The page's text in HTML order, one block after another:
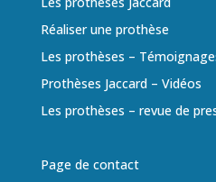
Réaliser une prothèse
Les prothèses –
Prothèses Jaccard – Vidéos
Les prothèses – revue de
Page de contact